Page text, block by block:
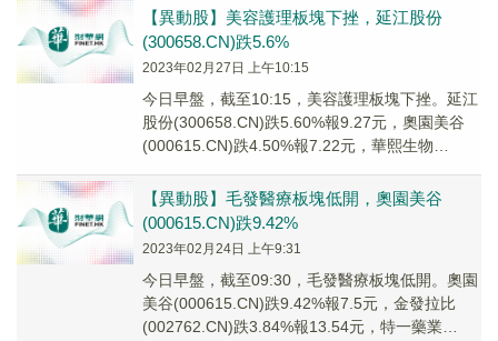
【異動股】美容護理板塊下挫，延江股份
(300658.CN)跌5.6%
2023年02月27日 上午10:15
今日早盤，截至10:15，美容護理板塊下挫。延江
股份(300658.CN)跌5.60%報9.27元，奧園美谷
(000615.CN)跌4.50%報7.22元，華熙生物
【異動股】毛發醫療板塊低開，奧園美谷
(000615.CN)跌9.42%
2023年02月24日 上午9:31
今日早盤，截至09:30，毛發醫療板塊低開。奧園
美谷(000615.CN)跌9.42%報7.5元，金發拉比
(002762.CN)跌3.84%報13.54元，特一藥業